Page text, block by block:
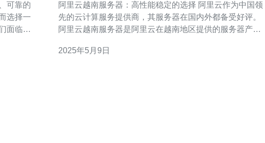
可靠的
选择一
面临的
稳定的
阿里云越南服务器：高性能稳定的选择 阿里云作为中国领
先的云计算服务提供商，其服务器在国内外都备受好评。
阿里云越南服务器是阿里云在越南地区提供的服务器产
越南服务器采用先进的硬件设备，配备高性能的处理器、
2025年5月9日